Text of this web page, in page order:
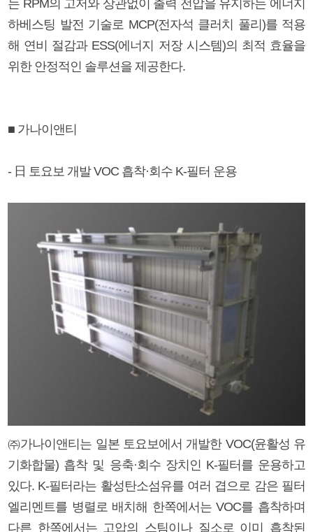
는 RPM의 고저와 상관없이 출력 전압을 유지하는 에너지
하베스팅 발전 기술로 MCP(전자석 클러치 풀리)를 적용
해 연비 절감과 ESS(에너지 저장 시스템)의 최적 효율을
위한 안정적인 솔루션을 제공한다.
■ 가나이앤티
- 日 토요보 개발 VOC 흡착·회수 K-필터 운용
㈜가나이앤티는 일본 토요보에서 개발한 VOC(윤활성 유
기화합물) 흡착 및 응축·회수 장치인 K-필터를 운용하고
있다. K-필터라는 활성탄소섬유를 여러 겹으로 감은 필터
엘리멘트를 병렬로 배치해 한쪽에서는 VOC를 흡착하며
다른 한쪽에서는 고압의 스팀이나 질소로 이미 흡착된